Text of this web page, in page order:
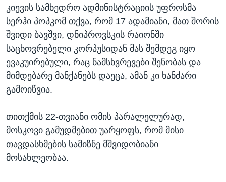
კიევის სამხედრო ადმინისტრაციის უფროსმა
სერჰი პოპკომ თქვა, რომ 17 ადამიანი, მათ შორის
შვიდი ბავშვი, დნიპროვსკის რაიონში
საცხოვრებელი კორპუსიდან მას შემდეგ იყო
ევაკუირებული, რაც ნამსხვრევები შენობას და
მიმდებარე მანქანებს დაეცა, ამან კი ხანძარი
გამოიწვია.
თითქმის 22-თვიანი ომის პარალელურად,
მოსკოვი გამუდმებით უარყოფს, რომ მისი
თავდასხმების სამიზნე მშვიდობიანი
მოსახლეობაა.